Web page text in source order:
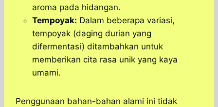
aroma pada hidangan.
Tempoyak: Dalam beberapa variasi,
tempoyak (daging durian yang
difermentasi) ditambahkan untuk
memberikan cita rasa unik yang kaya
umami.
Penggunaan bahan-bahan alami ini tidak